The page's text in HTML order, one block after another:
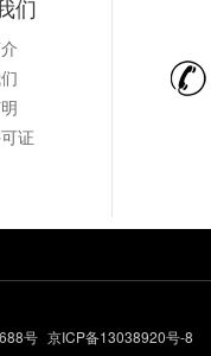
们
证
号 京ICP备13038920号-8